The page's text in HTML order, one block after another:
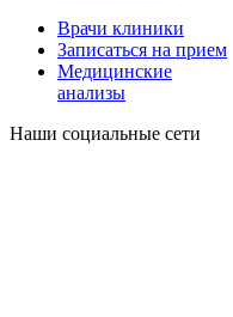
Врачи клиники
Записаться на прием
Медицинские
анализы
Наши социальные сети